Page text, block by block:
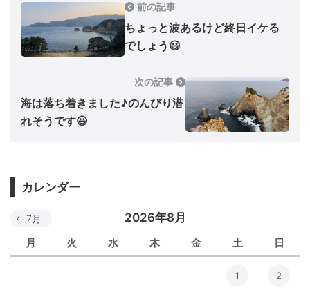
前の記事
ちょっと波あるけど終日イケる
でしょう😃
次の記事
海は落ち着きました♪のんびり潜
れそうです😃
カレンダー
2026年8月
月 火 水 木 金 土 日
7月
1 2